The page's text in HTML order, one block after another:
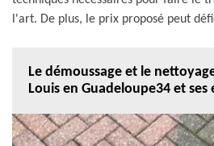
l'art. De plus, le prix proposé peut
Le démoussage et le
Louis en Guadeloupe34 et ses